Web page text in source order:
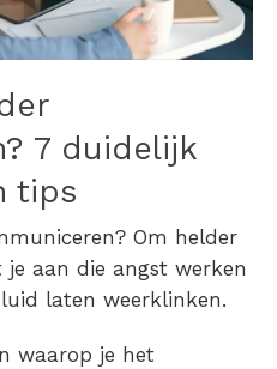
7 duidelijk
tips
Om helder
aan die angst werken
laten weerklinken.
waarop je het